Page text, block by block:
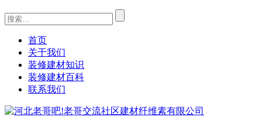
首页
关于我们
装修建材知识
装修建材百科
联系我们